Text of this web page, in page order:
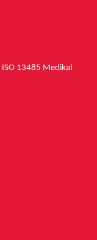
ISO 13485 Medikal